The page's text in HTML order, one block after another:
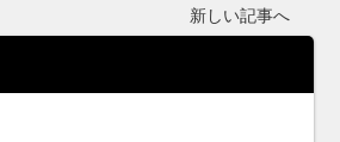
新しい記事へ